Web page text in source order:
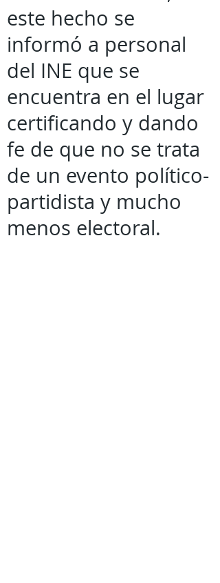
este hecho se
informó a personal
del INE que se
encuentra en el lugar
certificando y dando
fe de que no se trata
de un evento político-
partidista y mucho
menos electoral.